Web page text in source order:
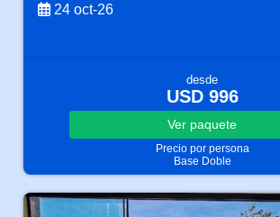
24 oct-26
desde
USD 996
Ver paquete
Precio por persona
Base Doble